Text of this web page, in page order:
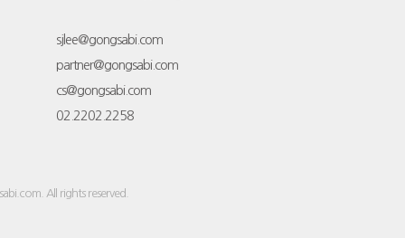
sjlee@gongsabi.com
partner@gongsabi.com
cs@gongsabi.com
02.2202.2258
. All rights reserved.